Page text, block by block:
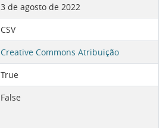
3 de agosto de 2022
CSV
Creative Commons Atribuição
True
False